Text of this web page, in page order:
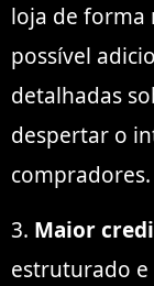
loja de forma
possível
detalhadas
despertar o
compradores.
3. Maior
estruturado